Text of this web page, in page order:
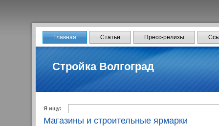
Главная Статьи Пресс-релизы
Стройка Волгоград
Я ищу:
Магазины и строительные ярмарки